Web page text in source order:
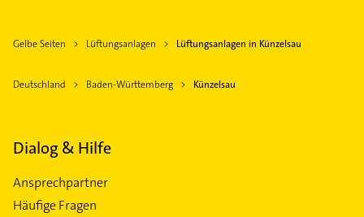
Gelbe Seiten Lüftungsanlagen Lüftungsanlagen in Künzelsau
Deutschland Baden-Württemberg Künzelsau
Dialog & Hilfe
Ansprechpartner
Häufige Fragen